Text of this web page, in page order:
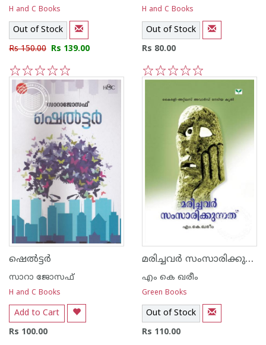
H and C Books
Out of Stock
Rs 150.00 Rs 139.00
5
4
3
2
1
H and C Books
Out of Stock
Rs 80.00
5
4
3
2
1
ഷെല്‍ട്ടര്‍
സാറാ ജോസഫ്
H and C Books
Add to Cart
Rs 100.00
മരിച്ചവര്‍ സംസാരിക്കുന്നത്
എം കെ ഖരീം
Green Books
Out of Stock
Rs 110.00